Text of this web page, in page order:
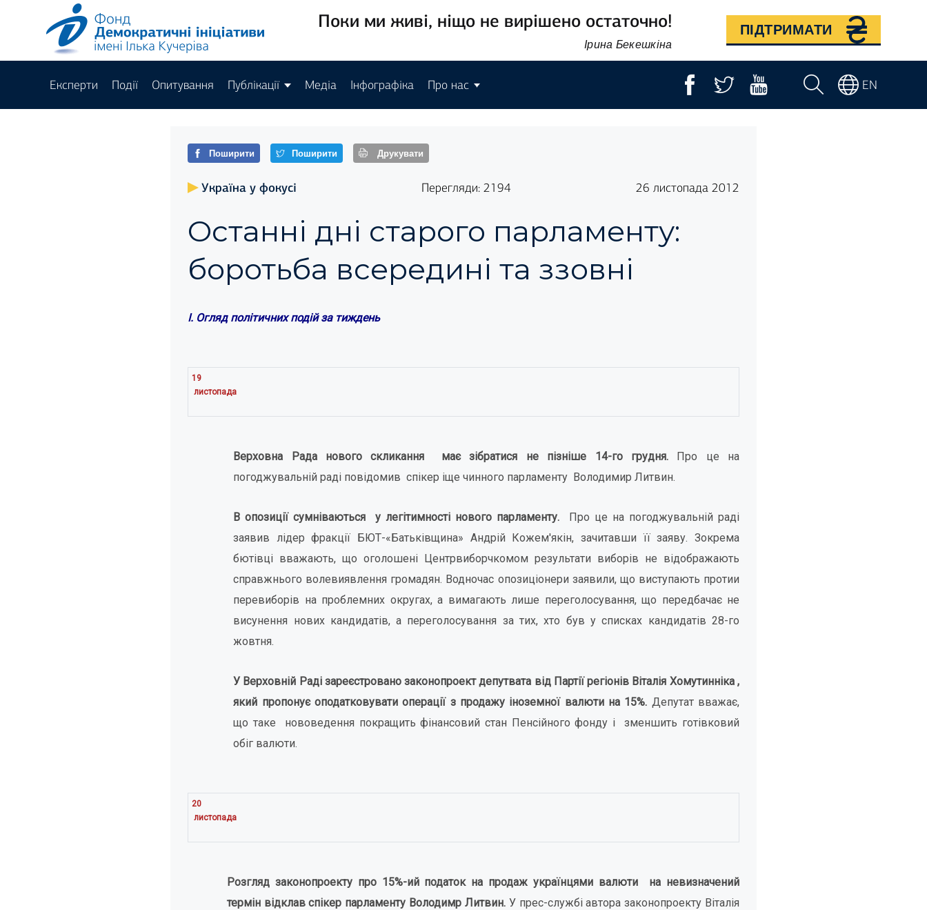
Поки ми живі, ніщо не вирішено остаточно!
Ірина Бекешкіна
ПІДТРИМАТИ
Експерти Події Опитування Публікації Медіа Інфографіка Про нас EN
Поширити Поширити Друкувати
Україна у фокусі Перегляди: 2194 26 листопада 2012
Останні дні старого парламенту:
боротьба всередині та ззовні
І. Огляд політичних подій за тиждень
19
листопада
Верховна Рада нового скликання має зібратися не пізніше 14-го грудня. Про це на
погоджувальній раді повідомив спікер іще чинного парламенту Володимир Литвин.
В опозиції сумніваються у легітимності нового парламенту. Про це на погоджувальній раді
заявив лідер фракції БЮТ-«Батьківщина» Андрій Кожем'якін, зачитавши її заяву. Зокрема
бютівці вважають, що оголошені Центрвиборчкомом результати виборів не відображають
справжнього волевиявлення громадян. Водночас опозиціонери заявили, що виступають протии
перевиборів на проблемних округах, а вимагають лише переголосування, що передбачає не
висунення нових кандидатів, а переголосування за тих, хто був у списках кандидатів 28-го
жовтня.
У Верховній Раді зареєстровано законопроект депутвата від Партії регіонів Віталія Хомутинніка ,
який пропонує оподатковувати операції з продажу іноземної валюти на 15%. Депутат вважає,
що таке нововедення покращить фінансовий стан Пенсійного фонду і зменшить готівковий
обіг валюти.
20
листопада
Розгляд законопроекту про 15%-ий податок на продаж українцями валюти на невизначений
термін відклав спікер парламенту Володимр Литвин. У прес-службі автора законопроекту Віталія